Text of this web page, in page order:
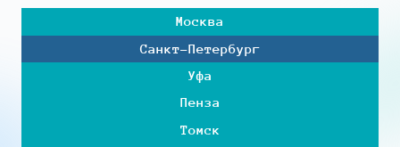
Москва
Санкт-Петербург
Уфа
Пенза
Томск